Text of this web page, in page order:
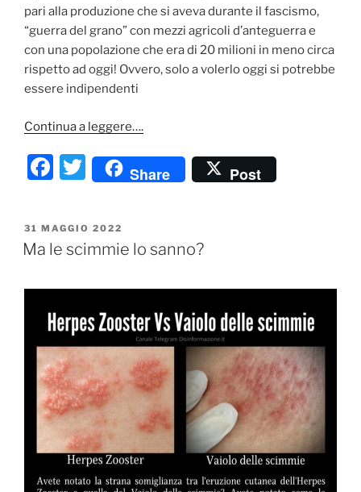
pari alla produzione che si aveva durante il fascismo,
“guerra del grano” con mezzi agricoli d’anteguerra e
con una popolazione che era di 20 milioni in meno circa
rispetto ad oggi! Ovvero, solo a volerlo oggi si potrebbe
essere indipendenti
Continua a leggere….
F
c
e
o
o
k
T
w
itt
er
Share Post
PUBBLICATO
IL
31 MAGGIO 2022
Ma le scimmie lo sanno?